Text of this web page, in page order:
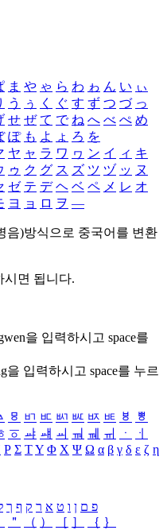
ま や ゃ ら わ ゎ ん い ぃ
う ぅ く ぐ す ず つ づ っ
せ ぜ て で ね へ べ ぺ め
ぽ も よ ょ ろ を
ヤ ャ ラ ワ ヮ ン イ ィ キ
ゥ ク グ ス ズ ツ ヅ ッ ヌ
ゼ テ デ ヘ ベ ペ メ レ オ
ヨ ョ ロ ヲ ―
음)방식으로 중국어를 변환
시면 됩니다.
을 입력하시고 space를
을 입력하시고 space를 누르
ㅱ ㅲ ㅳ ㅴ ㅵ ㅶ ㅷ ㅸ
ㅹ
ㆆ ㆇ ㆈ ㆉ ㆊ ㆋ ㆌ ㆍ
ㆎ
Ρ Σ ΤΥ Φ Χ Ψ Ω α β γ δ ε ζ η
פ ם ן ו ט א ר ק ף ך
＂ （ ） ［ ］ ｛ ｝